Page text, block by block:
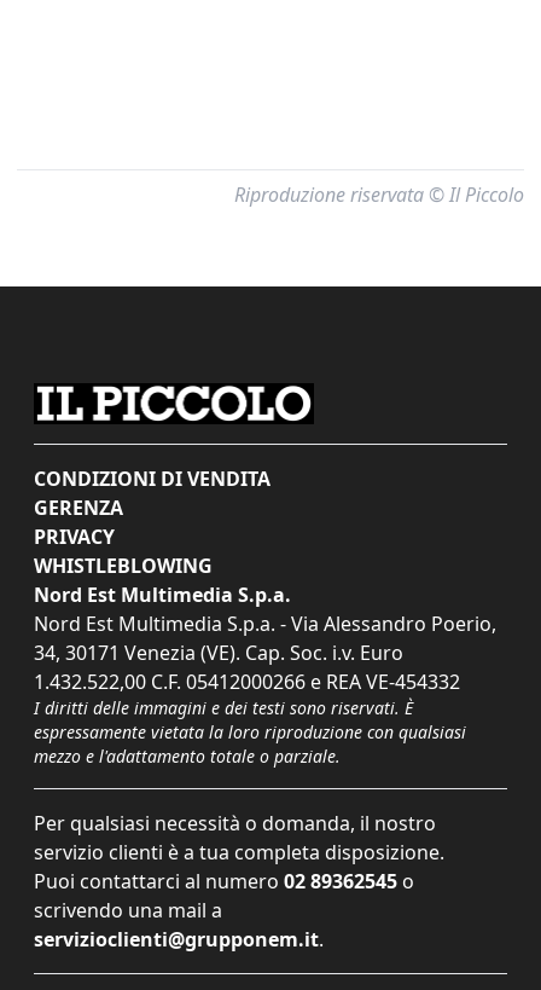
Riproduzione riservata © Il Piccolo
CONDIZIONI DI VENDITA
GERENZA
PRIVACY
WHISTLEBLOWING
Nord Est Multimedia S.p.a.
Nord Est Multimedia S.p.a. - Via Alessandro Poerio,
34, 30171 Venezia (VE). Cap. Soc. i.v. Euro
1.432.522,00 C.F. 05412000266 e REA VE-454332
I diritti delle immagini e dei testi sono riservati. È
espressamente vietata la loro riproduzione con qualsiasi
mezzo e l'adattamento totale o parziale.
Per qualsiasi necessità o domanda, il nostro
servizio clienti è a tua completa disposizione.
Puoi contattarci al numero 02 89362545 o
scrivendo una mail a
servizioclienti@grupponem.it.